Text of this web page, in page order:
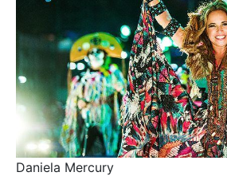
Daniela Mercury